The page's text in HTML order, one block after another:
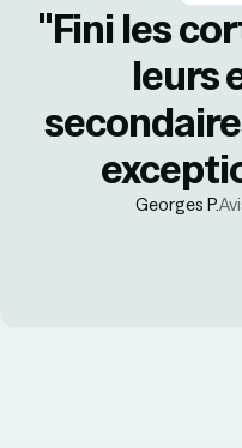
"Fini les
leurs
Georges P.